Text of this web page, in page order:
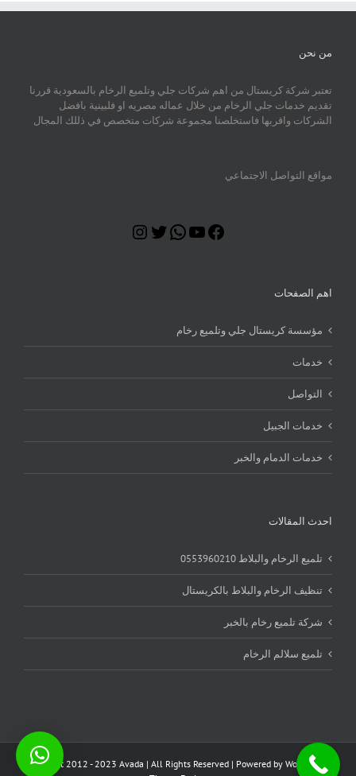
من نحن
تعتبر شركة كريستال من اهم شركات جلي وتلميع الرخام بالسعودية قررنا
تقديم خدمات جلي الرخام من خلال عماله مصريه او فلبينية بافضل
الشركات واقربها فاستخلصنا مجموعة شركات متخصص في ذللك المجال
مواقع التواصل الاجتماعي
Facebook
YouTube
WhatsApp
Twitter
اهم الصفحات
مؤسسة كريستال جلي وتلميع رخام
خدمات
التواصل
خدمات الجبيل
خدمات الدمام والخبر
احدث المقالات
تلميع الرخام والبلاط 0553960210
تنظيف الرخام والبلاط بالكريستال
شركة تلميع رخام بالخبر
تلميع سلالم الرخام
Copyright 2012 - 2023 Avada | All Rights Reserved | Powered by WordPress